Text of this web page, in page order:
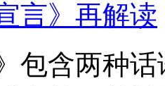
》再解读
包含两种